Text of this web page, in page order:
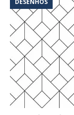
DESENHOS